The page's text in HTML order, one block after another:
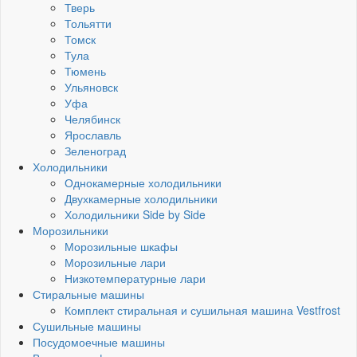
Тверь
Тольятти
Томск
Тула
Тюмень
Ульяновск
Уфа
Челябинск
Ярославль
Зеленоград
Холодильники
Однокамерные холодильники
Двухкамерные холодильники
Холодильники Side by Side
Морозильники
Морозильные шкафы
Морозильные лари
Низкотемпературные лари
Стиральные машины
Комплект стиральная и сушильная машина Vestfrost
Сушильные машины
Посудомоечные машины